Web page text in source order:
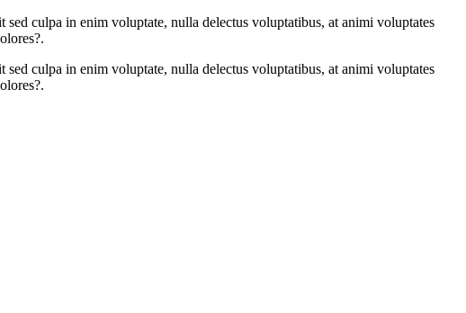
culpa in enim voluptate, nulla delectus voluptatibus, at animi voluptates
culpa in enim voluptate, nulla delectus voluptatibus, at animi voluptates